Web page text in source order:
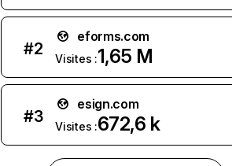
#2
eforms.com
Visites :1,65 M
#3
esign.com
Visites :672,6 k